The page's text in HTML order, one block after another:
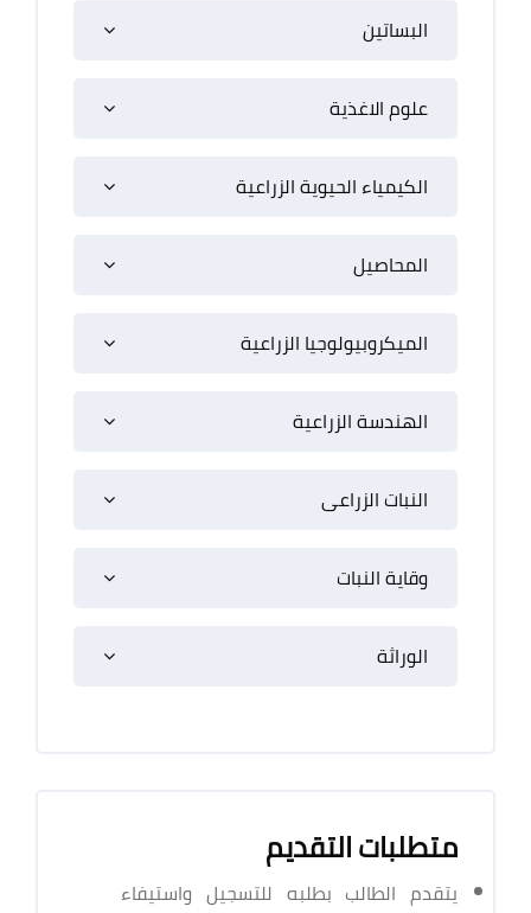
البساتين
علوم الاغذية
الكيمياء الحيوية الزراعية
المحاصيل
الميكروبيولوجيا الزراعية
الهندسة الزراعية
النبات الزراعى
وقاية النبات
الوراثة
متطلبات التقديم
يتقدم الطالب بطلبه للتسجيل واستيفاء